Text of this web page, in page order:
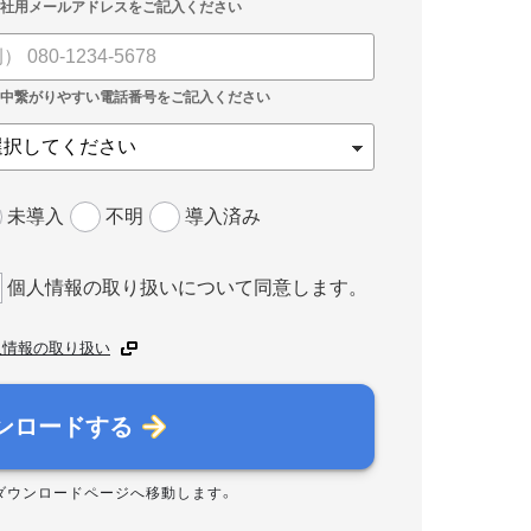
未導入 不明 導入済み
個人情報の取り扱いについて同意します。
報の取り扱い
ロードする
ウンロードページへ移動します。